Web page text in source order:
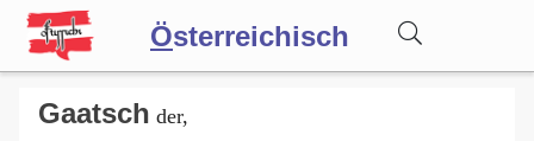
Österreichisch
Wörterbuch
Gaatsch der,